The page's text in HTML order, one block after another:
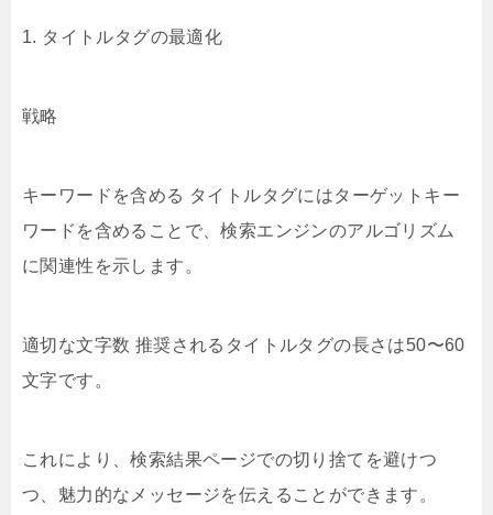
1. タイトルタグの最適化
戦略
キーワードを含める タイトルタグにはターゲットキー
ワードを含めることで、検索エンジンのアルゴリズム
に関連性を示します。
適切な文字数 推奨されるタイトルタグの長さは50〜60
文字です。
これにより、検索結果ページでの切り捨てを避けつ
つ、魅力的なメッセージを伝えることができます。